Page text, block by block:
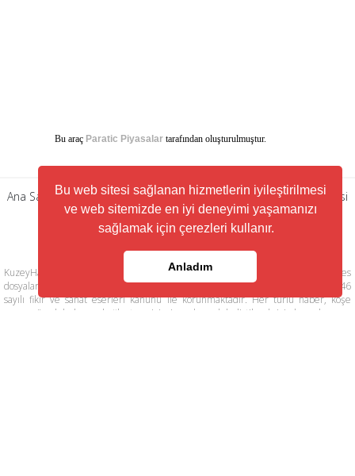
Bu web sitesi sağlanan hizmetlerin iyileştirilmesi
ve web sitemizde en iyi deneyimi yaşamanızı
sağlamak için çerezleri kullanır.
Anladım
Bu araç Paratic Piyasalar tarafından oluşturulmuştur.
Ana Sayfa|Künye |Gizlilik Politikası |Kullanım Şartları|RSS Servisi
|Arşiv| İletişim
KuzeyHaber.com sitesinde yer alan tüm yazılar, materyaller, resimler, ses
dosyaları, animasyonlar, videolar, tasarım ve düzenlemelerin telif hakları 5846
sayılı fikir ve sanat eserleri kanunu ile korunmaktadır. Her türlü haber, köşe
yazısı, görsel, belge ve bağlantının izinsiz ve kaynak belirtilmeksizin kopyalanması